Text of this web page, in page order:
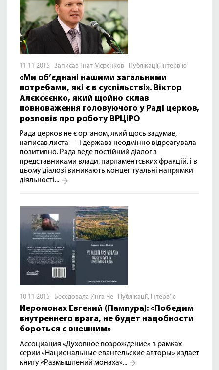
11 11 2015 Записав Гнат Мєрєнков Публікації, Інтерв'ю
«Ми об’єднані нашими загальними
потребами, які є в суспільстві». Віктор
Алєксєєнко, який щойно склав
повноваження головуючого у Раді церков,
розповів про роботу ВРЦіРО
Рада церков не є органом, який щось задумав,
написав листа — і держава неодмінно відреагувала
позитивно. Рада веде постійний діалог з
представниками влади, парламентських фракцій, і в
цьому діалозі виникають концептуальні напрямки
діяльності...
10 11 2015 Беседовала Инга Че Публікації, Інтерв'ю
Иеромонах Евгений (Пампура): «Победим
внутреннего врага, не будет надобности
бороться с внешним»
Ассоциация «Духовное возрождение» в рамках
серии «Национальные евангельские авторы» издает
книгу «Размышлений монаха»...